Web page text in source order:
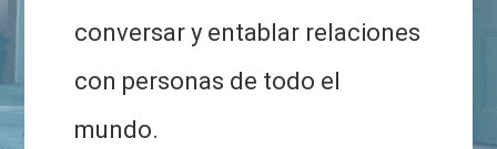
conversar y entablar relaciones
con personas de todo el
mundo.